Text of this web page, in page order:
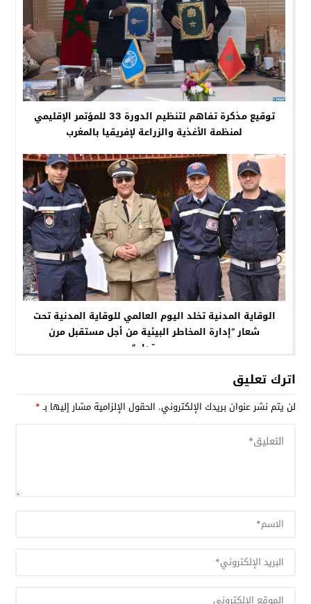
توقيع مذكرة تفاهم لتنظيم الدورة 33 للمؤتمر الإقليمي
لمنظمة الأغذية والزراعة لإفريقيا بالمغرب
الوقاية المدنية تخلد اليوم العالمي للوقاية المدنية تحت
شعار “إدارة المخاطر البيئية من أجل مستقبل مرن
ومستدام”
اترك تعليق
لن يتم نشر عنوان بريدك الإلكتروني. الحقول الإلزامية مشار إليها بـ*